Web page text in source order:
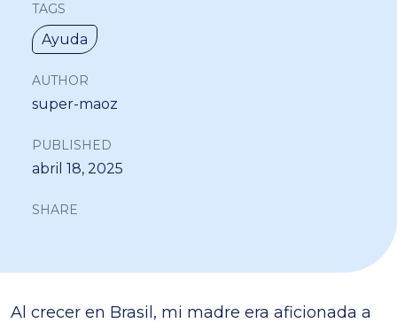
TAGS
Ayuda
AUTHOR
super-maoz
PUBLISHED
abril 18, 2025
SHARE
Al crecer en Brasil, mi madre era aficionada a